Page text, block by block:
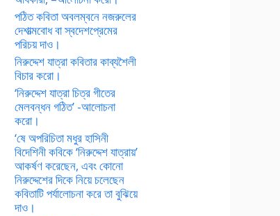
পঠিত কবিতা অবলম্বনে নজরুলের
দেশাত্মবোধ বা স্বদেশপ্রেমের
পরিচয় দাও।
নিরুদ্দেশ যাত্রা কবিতার কাব্যশৈলী
বিচার করো।
‘নিরুদ্দেশ যাত্রা চিত্র গীতের
মেলবন্ধন গঠিত’ -আলোচনা
করো।
‘ষে অপরিচিতা মধুর হাসিনী
বিদেশিনী কবিকে ‘নিরুদ্দেশ যাত্রায়’
আকর্ষণ করেছেন, এবং কোনো
নিরুদ্দেশের দিকে নিয়ে চলেছেন
কবিতাটি পর্যালোচনা করে তা বুঝিয়ে
দাও।